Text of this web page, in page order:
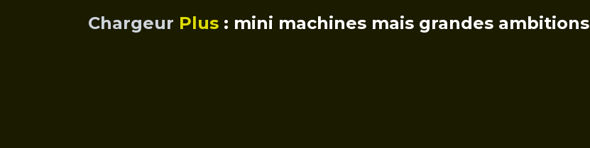
Chargeur Plus : mini machines mais grandes ambitions